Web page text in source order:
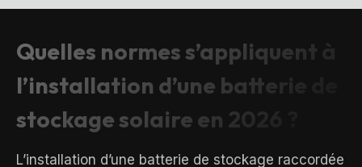
Quelles normes s’appliquent à
l’installation d’une batterie de
stockage solaire en 2026 ?
L’installation d’une batterie de stockage raccordée